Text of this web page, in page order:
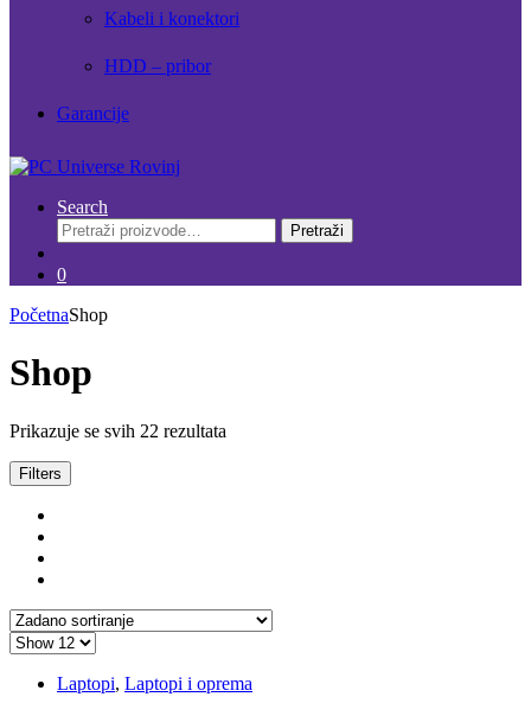
Kabeli i konektori
HDD – pribor
Garancije
Search
Pretraži:
Pretraži
0
PočetnaShop
Shop
Prikazuje se svih 22 rezultata
Filters
Laptopi, Laptopi i oprema